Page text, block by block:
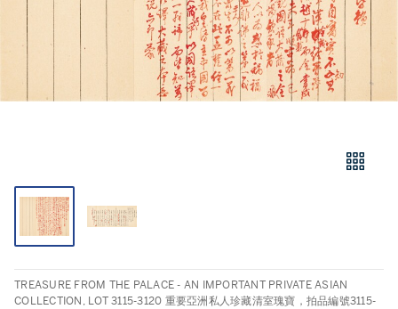
TREASURE FROM THE PALACE - AN IMPORTANT PRIVATE ASIAN
COLLECTION, LOT 3115-3120 重要亞洲私人珍藏清室瑰寶，拍品編號3115-